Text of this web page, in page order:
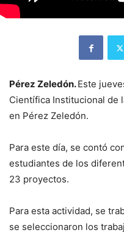
Pérez Zeledón.Este
Científica Institucional de
en Pérez Zeledón.
Para este día, se contó
estudiantes de los
23 proyectos.
Para esta actividad, se
se seleccionaron los